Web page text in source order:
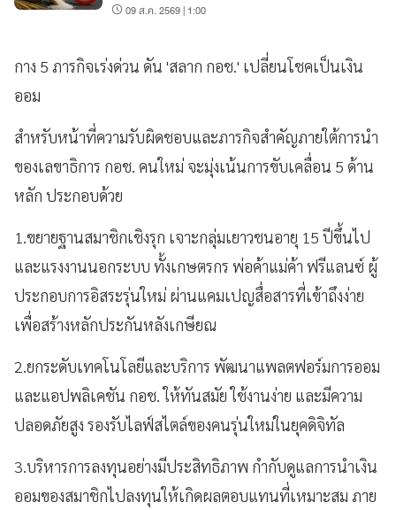
09 ส.ค. 2569 | 1:00
กาง 5 ภารกิจเร่งด่วน ดัน 'สลาก กอช.' เปลี่ยนโชคเป็นเงิน
ออม
สำหรับหน้าที่ความรับผิดชอบและภารกิจสำคัญภายใต้การนำ
ของเลขาธิการ กอช. คนใหม่ จะมุ่งเน้นการขับเคลื่อน 5 ด้าน
หลัก ประกอบด้วย
1.ขยายฐานสมาชิกเชิงรุก เจาะกลุ่มเยาวชนอายุ 15 ปีขึ้นไป
และแรงงานนอกระบบ ทั้งเกษตรกร พ่อค้าแม่ค้า ฟรีแลนซ์ ผู้
ประกอบการอิสระรุ่นใหม่ ผ่านแคมเปญสื่อสารที่เข้าถึงง่าย
เพื่อสร้างหลักประกันหลังเกษียณ
2.ยกระดับเทคโนโลยีและบริการ พัฒนาแพลตฟอร์มการออม
และแอปพลิเคชัน กอช. ให้ทันสมัย ใช้งานง่าย และมีความ
ปลอดภัยสูง รองรับไลฟ์สไตล์ของคนรุ่นใหม่ในยุคดิจิทัล
3.บริหารการลงทุนอย่างมีประสิทธิภาพ กำกับดูแลการนำเงิน
ออมของสมาชิกไปลงทุนให้เกิดผลตอบแทนที่เหมาะสม ภาย